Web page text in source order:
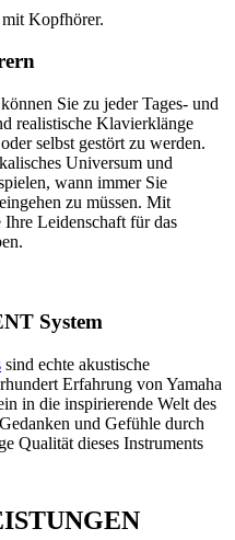
Sie zu jeder Tages- und
realistische Klavierklänge
selbst gestört zu werden.
Universum und
wann immer Sie
zu müssen. Mit
Leidenschaft für das
System
sind echte akustische
Erfahrung von Yamaha
in die inspirierende Welt des
und Gefühle durch
Qualität dieses Instruments